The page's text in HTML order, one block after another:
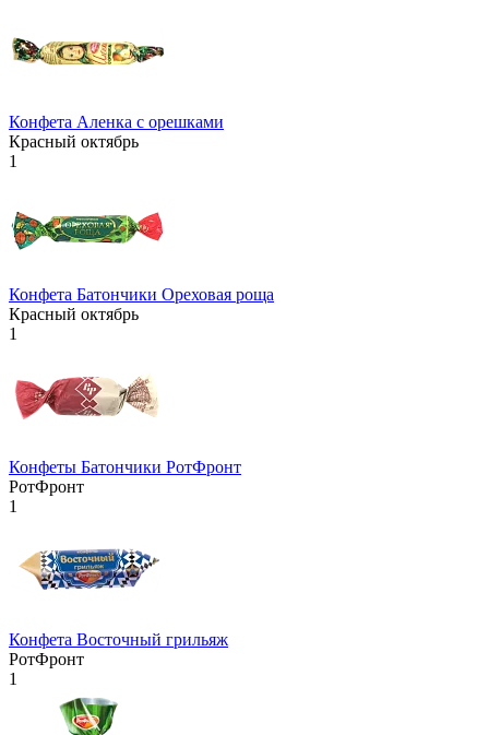
Конфета Аленка с орешками
Красный октябрь
1
Конфета Батончики Ореховая роща
Красный октябрь
1
Конфеты Батончики РотФронт
РотФронт
1
Конфета Восточный грильяж
РотФронт
1